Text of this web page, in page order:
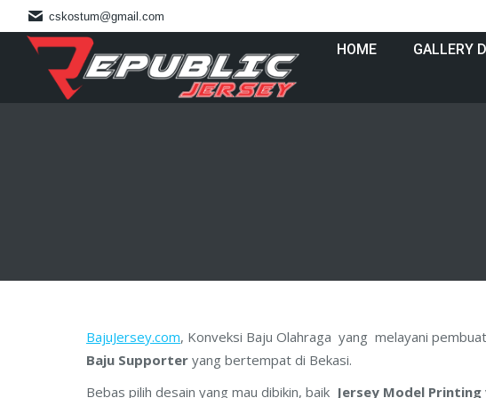
cskostum@gmail.com
HOME GALLERY
BajuJersey.com, Konveksi Baju Olahraga yang melayani
Baju Supporter yang bertempat di Bekasi.
Bebas pilih desain yang mau dibikin, baik Jersey Model Printing